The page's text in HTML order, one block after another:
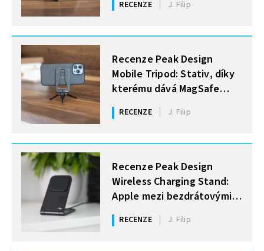
RECENZE J. Filip
MOHLO BY VÁS ZAJÍMAT
Recenze Peak Design
Mobile Tripod: Stativ, díky
kterému dává MagSafe
u iPhonů konečně smysl
RECENZE J. Filip
MOHLO BY VÁS ZAJÍMAT
Recenze Peak Design
Wireless Charging Stand:
Apple mezi bezdrátovými
nabíječkami
RECENZE J. Filip